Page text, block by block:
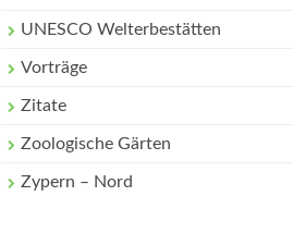
UNESCO Welterbestätten
Vorträge
Zitate
Zoologische Gärten
Zypern – Nord